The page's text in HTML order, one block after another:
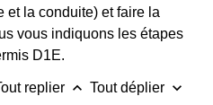
et la conduite) et faire la
vous indiquons les étapes
D1E.
replier keyboard_arrow_up Tout déplier keyboard_arrow_down